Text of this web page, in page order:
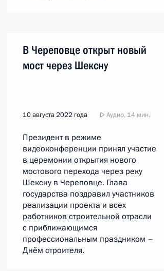
В Череповце открыт новый
мост через Шексну
10 августа 2022 года Аудио, 14 мин.
Президент в режиме
видеоконференции принял участие
в церемонии открытия нового
мостового перехода через реку
Шексну в Череповце. Глава
государства поздравил участников
реализации проекта и всех
работников строительной отрасли
с приближающимся
профессиональным праздником –
Днём строителя.